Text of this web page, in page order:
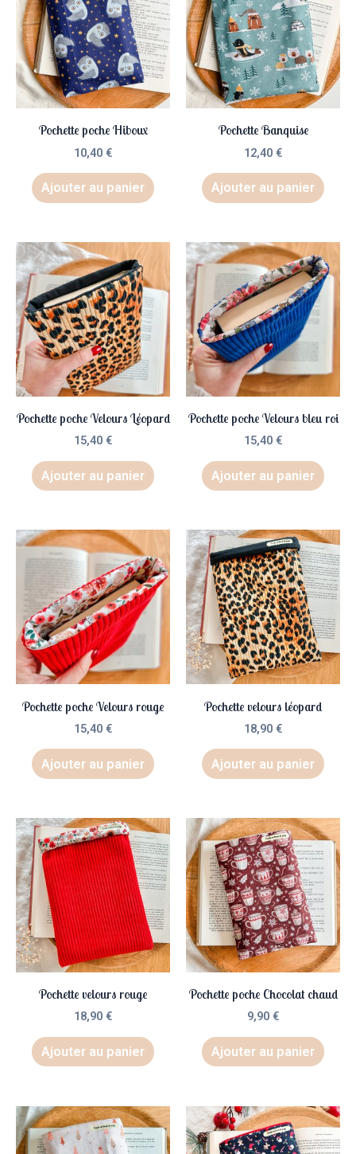
Pochette poche Hiboux
10,40 €
Ajouter au panier
Pochette Banquise
12,40 €
Ajouter au panier
Pochette poche Velours Léopard
15,40 €
Ajouter au panier
Pochette poche Velours bleu roi
15,40 €
Ajouter au panier
Pochette poche Velours rouge
15,40 €
Ajouter au panier
Pochette velours léopard
18,90 €
Ajouter au panier
Pochette velours rouge
18,90 €
Ajouter au panier
Pochette poche Chocolat chaud
9,90 €
Ajouter au panier